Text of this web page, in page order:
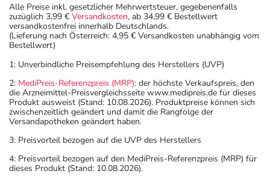
Alle Preise inkl. gesetzlicher Mehrwertsteuer, gegebenenfalls
zuzüglich 3,99 € Versandkosten, ab 34,99 € Bestellwert
versandkostenfrei innerhalb Deutschlands.
(Lieferung nach Österreich: 4,95 € Versandkosten unabhängig vom
Bestellwert)
1: Unverbindliche Preisempfehlung des Herstellers (UVP)
2: MediPreis-Referenzpreis (MRP): der höchste Verkaufspreis, den
die Arzneimittel-Preisvergleichsseite www.medipreis.de für dieses
Produkt ausweist (Stand: 10.08.2026). Produktpreise können sich
zwischenzeitlich geändert und damit die Rangfolge der
Versandapotheken geändert haben.
3: Preisvorteil bezogen auf die UVP des Herstellers
4: Preisvorteil bezogen auf den MediPreis-Referenzpreis (MRP) für
dieses Produkt (Stand: 10.08.2026).